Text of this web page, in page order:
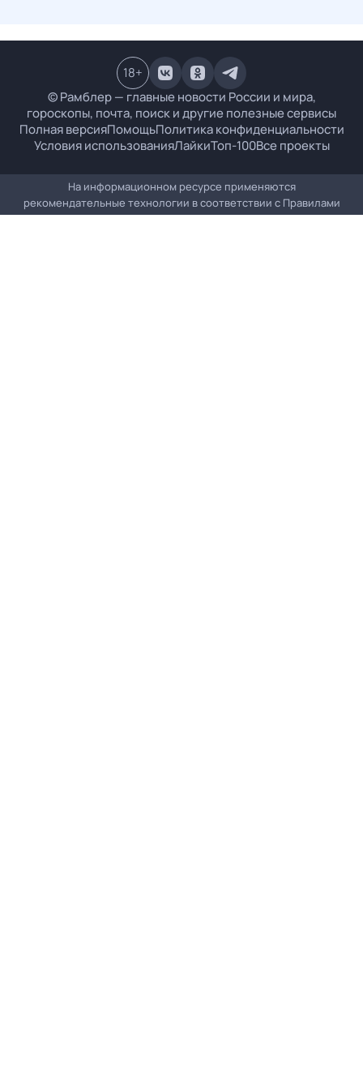
© Рамблер — главные новости России и мира,
гороскопы, почта, поиск и другие полезные сервисы
Полная версияПомощьПолитика конфиденциальности
Условия использованияЛайкиТоп-100Все проекты
18+
На информационном ресурсе применяются
рекомендательные технологии в соответствии с Правилами